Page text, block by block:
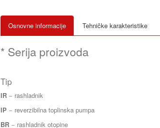
Osnovne informacije Tehničke karakteristike
* Serija proizvoda
Tip
IR − rashladnik
IP − reverzibilna toplinska pumpa
BR − rashladnik otopine